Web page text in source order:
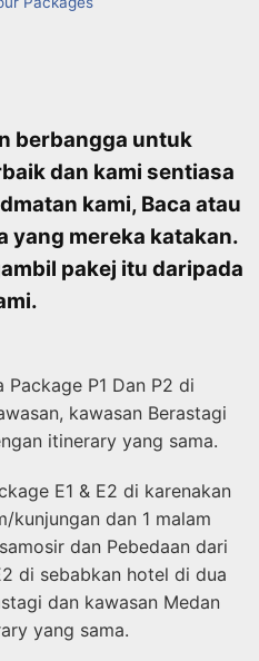
berbangga untuk
dan kami sentiasa
kami, Baca atau
yang mereka katakan.
pakej itu daripada
Package P1 Dan P2 di
kawasan Berastagi
itinerary yang sama.
E1 & E2 di karenakan
kunjungan dan 1 malam
dan Pebedaan dari
di sebabkan hotel di dua
dan kawasan Medan
yang sama.